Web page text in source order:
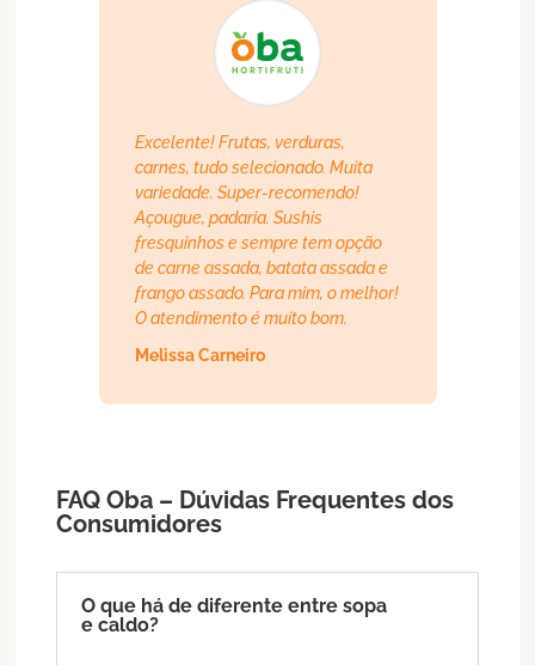
Excelente! Frutas, verduras,
carnes, tudo selecionado. Muita
variedade. Super-recomendo!
Açougue, padaria. Sushis
fresquinhos e sempre tem opção
de carne assada, batata assada e
frango assado. Para mim, o melhor!
O atendimento é muito bom.
Melissa Carneiro
FAQ Oba – Dúvidas Frequentes dos
Consumidores
O que há de diferente entre sopa
e caldo?